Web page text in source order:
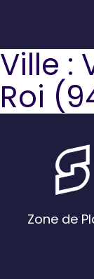
Ville :
Roi
Zone de